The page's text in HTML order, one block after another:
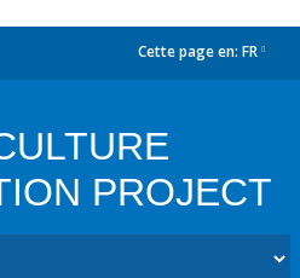
Cette page en: FR
PROJECT